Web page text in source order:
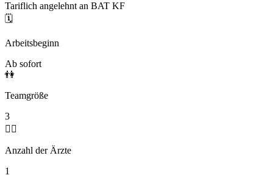
Tariflich angelehnt an BAT KF
🗓️
Arbeitsbeginn
Ab sofort
👫
Teamgröße
3
🧑‍⚕️
Anzahl der Ärzte
1